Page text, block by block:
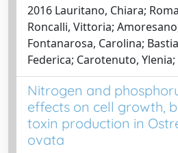
2016 Lauritano, Chiara;
Roncalli, Vittoria;
Fontanarosa, Carolina;
Federica; Carotenuto,
Nitrogen and
effects on cell growth,
toxin production in
ovata